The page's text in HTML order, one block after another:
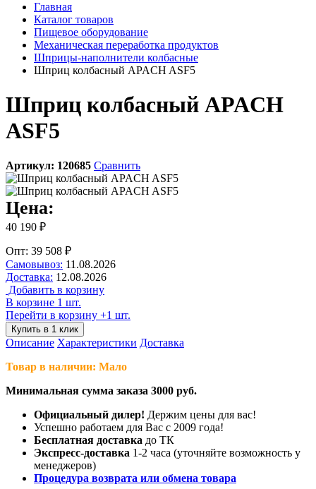
Главная
Каталог товаров
Пищевое оборудование
Механическая переработка продуктов
Шприцы-наполнители колбасные
Шприц колбасный APACH ASF5
Шприц колбасный APACH
ASF5
Артикул: 120685 Сравнить
Цена:
40 190 ₽
Опт: 39 508 ₽
Самовывоз: 11.08.2026
Доставка: 12.08.2026
Добавить в корзину
В корзине 1 шт.
Перейти в корзину +1 шт.
Купить в 1 клик
Описание Характеристики Доставка
Товар в наличии: Мало
Минимальная сумма заказа 3000 руб.
Официальный дилер! Держим цены для вас!
Успешно работаем для Вас с 2009 года!
Бесплатная доставка до ТК
Экспресс-доставка 1-2 часа (уточняйте возможность у
менеджеров)
Процедура возврата или обмена товара